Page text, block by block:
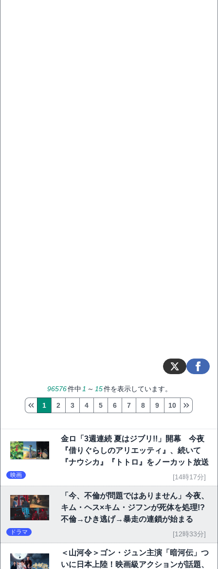
96576件中 1 ～ 15件を表示しています。
1 2 3 4 5 6 7 8 9 10
金ロ「3週連続 夏はジブリ!!」開幕 今夜
『借りぐらしのアリエッティ』、続いて
『ナウシカ』『トトロ』をノーカット放送
映画 [14時17分]
「今、不倫が問題ではありません」今夜、
キム・ヘス×キム・ジフンが死体を処理!?
不倫→ひき逃げ→暴走の連鎖が始まる
ドラマ [12時33分]
＜山河令＞ゴン・ジュン主演「暗河伝」つ
いに日本上陸！映画級アクションが話題、